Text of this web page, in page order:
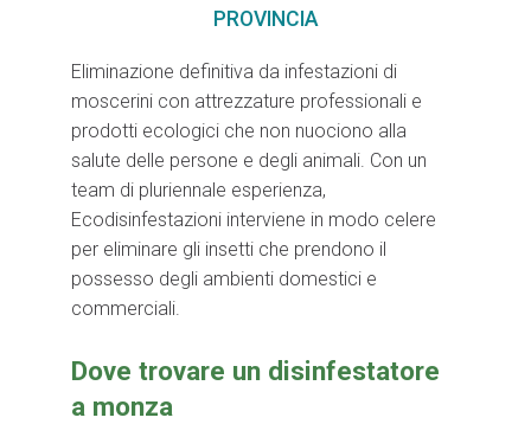
PROVINCIA
Eliminazione definitiva da infestazioni di
moscerini con attrezzature professionali e
prodotti ecologici che non nuociono alla
salute delle persone e degli animali. Con un
team di pluriennale esperienza,
Ecodisinfestazioni interviene in modo celere
per eliminare gli insetti che prendono il
possesso degli ambienti domestici e
commerciali.
Dove trovare un disinfestatore
a monza